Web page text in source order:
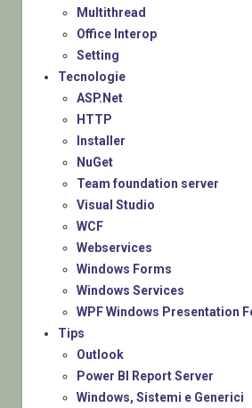
Multithread
Office Interop
Setting
Tecnologie
ASP.Net
HTTP
Installer
NuGet
Team foundation server
Visual Studio
WCF
Webservices
Windows Forms
Windows Services
WPF Windows Presentation
Tips
Outlook
Power BI Report Server
Windows, Sistemi e Generici